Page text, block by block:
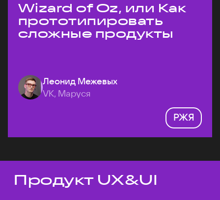
Wizard of Oz, или Как
прототипировать
сложные продукты
Леонид Межевых
VK, Маруся
РЖЯ
Темы докладов
Продукт UX&UI